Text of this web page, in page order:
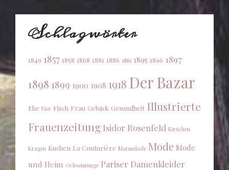
Schlagwörter
1849 1857 1858 1868 1881 1886 1889 1895 1896 1897
1898 1899 1900 1908 1918 Der Bazar
Ehe Eier Fisch Frau Gebäck Gesundheit Illustrierte
Frauenzeitung Isidor Rosenfeld Kirschen
Kragen Kuchen La Couturière Marmelade Mode Mode
und Heim Ochsenzunge Pariser Damenkleider